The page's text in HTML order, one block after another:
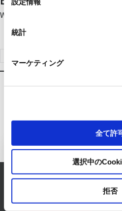
統計
マーケティング
全て許
選択中の
拒否
We offer boards with various
Inquiry to
RYODEN solves any
Please feel free to consult